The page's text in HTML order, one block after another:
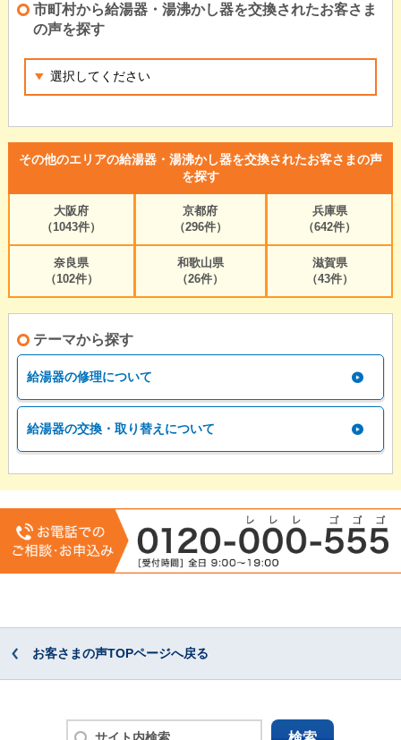
市町村から給湯器・湯沸かし器を交換されたお客さま
の声を探す
その他のエリアの給湯器・湯沸かし器を交換されたお客さまの声
を探す
大阪府
（1043件）
京都府
（296件）
兵庫県
（642件）
奈良県
（102件）
和歌山県
（26件）
滋賀県
（43件）
テーマから探す
給湯器の修理について
給湯器の交換・取り替えについて
お客さまの声TOPページへ戻る